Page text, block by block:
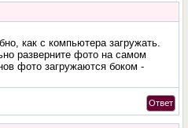
как с компьютера загружать.
разверните фото на самом
фото загружаются боком -
Ответ